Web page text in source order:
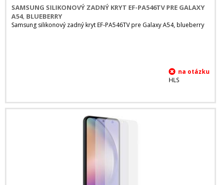
SAMSUNG SILIKONOVÝ ZADNÝ KRYT EF-PA546TV PRE GALAXY
A54, BLUEBERRY
Samsung silikonový zadný kryt EF-PA546TV pre Galaxy A54, blueberry
HLS